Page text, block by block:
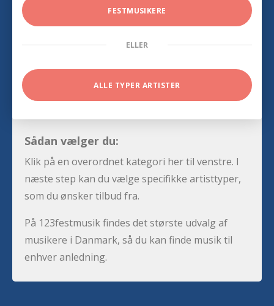
FESTMUSIKERE
ELLER
ALLE TYPER ARTISTER
Sådan vælger du:
Klik på en overordnet kategori her til venstre. I
næste step kan du vælge specifikke artisttyper,
som du ønsker tilbud fra.
På 123festmusik findes det største udvalg af
musikere i Danmark, så du kan finde musik til
enhver anledning.